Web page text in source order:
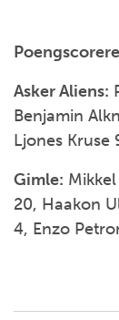
Asker Aliens:
Benjamin
Ljones Kruse
Gimle:
20, Haakon
4, Enzo